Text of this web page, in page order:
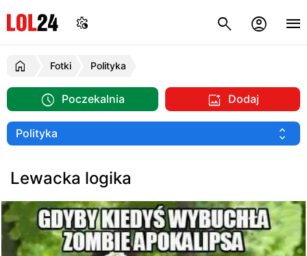
Fotki Polityka
Poczekalnia Dodaj
Lewacka logika